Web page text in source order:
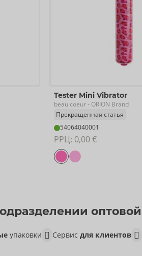
Tester Mini Vibrator
beau coeur- ORION Brand
Прекращенная статья
54064040001
РРЦ: 0,00 €
оптовой
упаковки Сервис для клиентов